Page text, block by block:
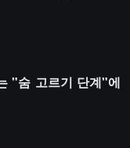
"숨 고르기 단계"에